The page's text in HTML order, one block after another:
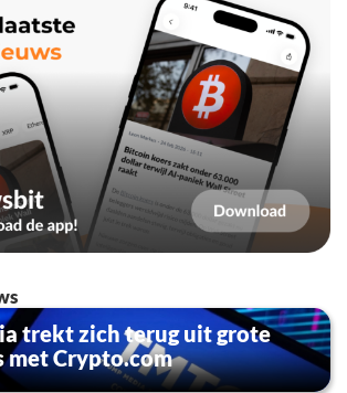
trekt zich terug uit grote
met Crypto.com